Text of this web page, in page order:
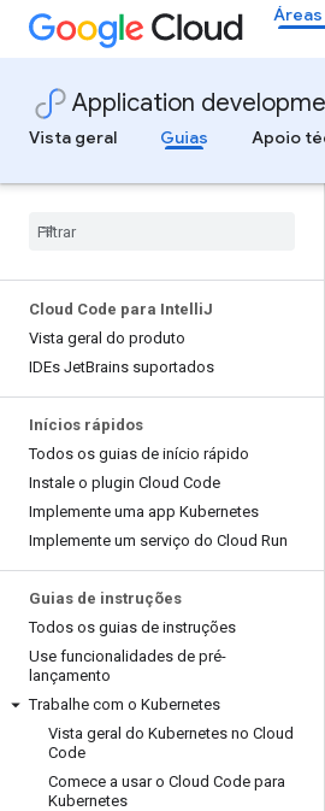
Application
Vista geral
Guias Apoio
Cloud Code para IntelliJ
Vista geral do produto
IDEs JetBrains suportados
Inícios rápidos
Todos os guias de início rápido
Instale o plugin Cloud Code
Implemente uma app Kubernetes
Implemente um serviço do Cloud Run
Guias de instruções
Todos os guias de instruções
Use funcionalidades de pré-
lançamento
Trabalhe com o Kubernetes
Vista geral do Kubernetes no Cloud
Code
Comece a usar o Cloud Code para
Kubernetes